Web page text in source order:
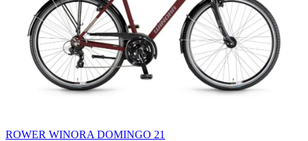
ROWER WINORA DOMINGO 21